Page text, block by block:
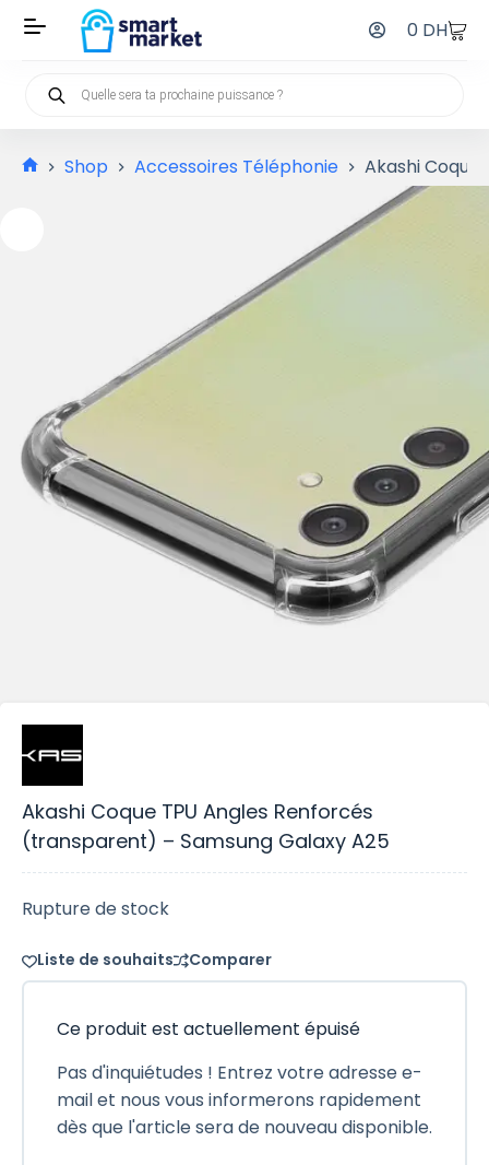
0 DH
Shop Accessoires Téléphonie Akashi
Akashi Coque TPU Angles Renforcés
(transparent) – Samsung Galaxy A25
Rupture de stock
Liste de souhaits Comparer
Ce produit est actuellement épuisé
Pas d'inquiétudes ! Entrez votre adresse e-
mail et nous vous informerons rapidement
dès que l'article sera de nouveau disponible.